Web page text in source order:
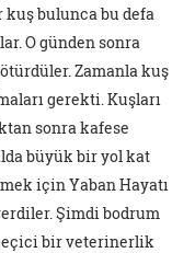
kuş bulunca bu defa
O günden sonra
Zamanla kuş
gerekti. Kuşları
sonra kafese
büyük bir yol kat
için Yaban Hayatı
Şimdi bodrum
bir veterinerlik